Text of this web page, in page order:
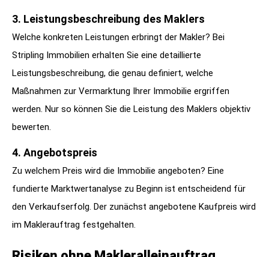
3. Leistungsbeschreibung des Maklers
Welche konkreten Leistungen erbringt der Makler? Bei
Stripling Immobilien erhalten Sie eine detaillierte
Leistungsbeschreibung, die genau definiert, welche
Maßnahmen zur Vermarktung Ihrer Immobilie ergriffen
werden. Nur so können Sie die Leistung des Maklers objektiv
bewerten.
4. Angebotspreis
Zu welchem Preis wird die Immobilie angeboten? Eine
fundierte Marktwertanalyse zu Beginn ist entscheidend für
den Verkaufserfolg. Der zunächst angebotene Kaufpreis wird
im Maklerauftrag festgehalten.